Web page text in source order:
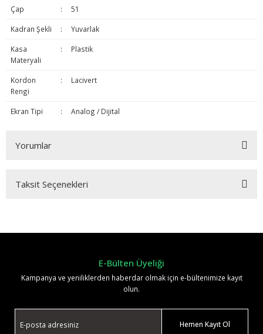
Çap : 51
Kadran Şekli : Yuvarlak
Kasa
Materyali
: Plastik
Kordon
Rengi
: Lacivert
Ekran Tipi : Analog / Dijital
Yorumlar
Taksit Seçenekleri
E-Bülten Üyeliği
Kampanya ve yeniliklerden haberdar olmak için e-bültenimize kayıt
olun.
Hemen Kayıt Ol